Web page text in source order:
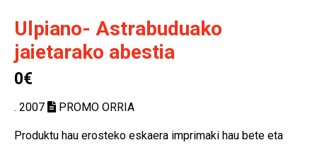
Ulpiano- Astrabuduako
jaietarako abestia
0€
. 2007 PROMO ORRIA
Produktu hau erosteko eskaera imprimaki hau bete eta